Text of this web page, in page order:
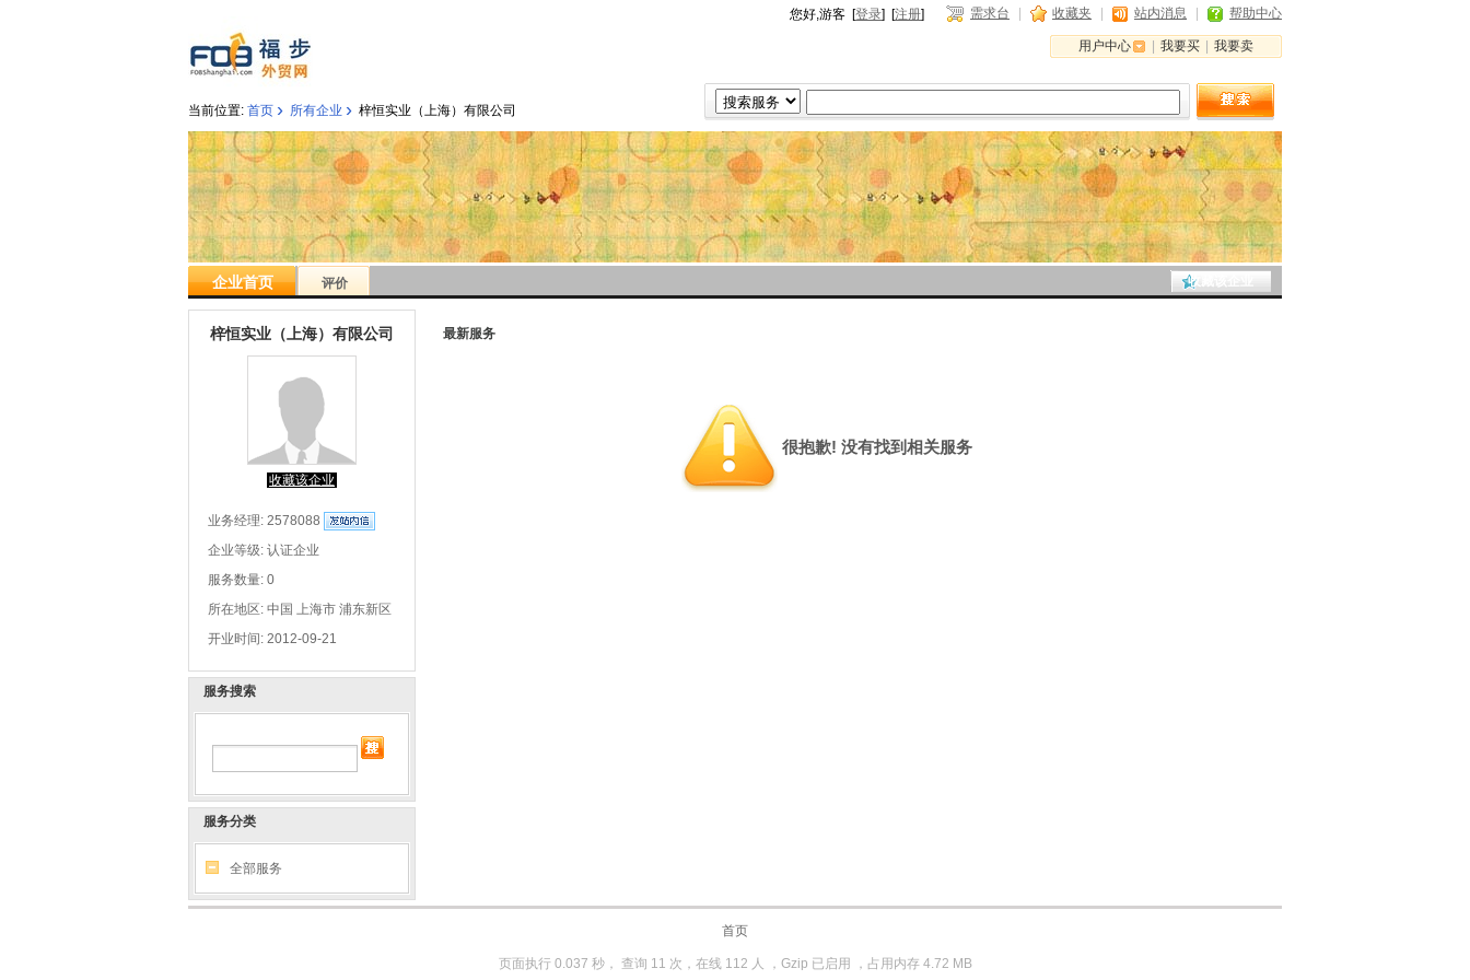
您好,游客 [登录] [注册] 需求台 收藏夹 站内消息 帮助中心
用户中心 我要买 我要卖
当前位置: 首页 › 所有企业 › 梓恒实业（上海）有限公司
企业首页 评价 收藏该企业
梓恒实业（上海）有限公司
收藏该企业
业务经理: 2578088
企业等级: 认证企业
服务数量: 0
所在地区: 中国 上海市 浦东新区
开业时间: 2012-09-21
服务搜索
服务分类
全部服务
最新服务
很抱歉! 没有找到相关服务
首页
页面执行 0.037 秒， 查询 11 次，在线 112 人 ，Gzip 已启用 ，占用内存 4.72 MB